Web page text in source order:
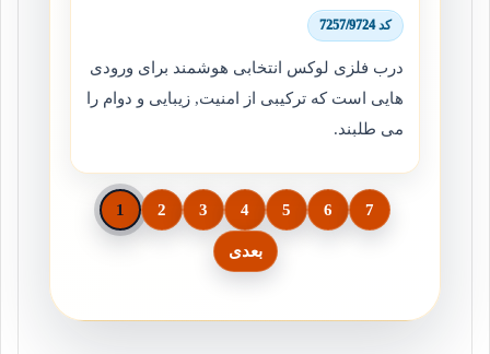
کد 7257/9724
درب فلزی لوکس انتخابی هوشمند برای ورودی
هایی است که ترکیبی از امنیت, زیبایی و دوام را
می طلبند.
1 2 3 4 5 6 7
بعدی